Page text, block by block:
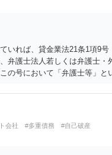
いれば、貸金業法21条1項9
弁護士法人若しくは弁護士・
の号において「弁護士等」と
ないのに、債務者等に対し、
は訪問する方法により、当該
ています。監督官庁に行政処
対応が考えられます。ご参考
会社 #多重債務 #自己破産